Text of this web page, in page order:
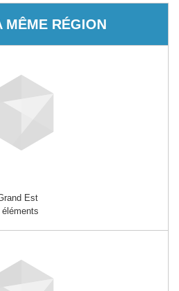
MÊME RÉGION
Est